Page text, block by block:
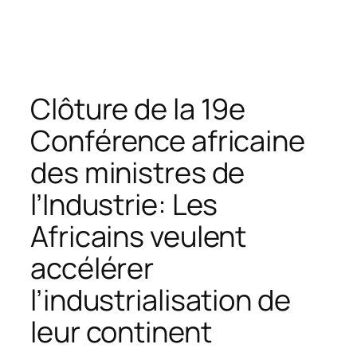
Clôture de la 19e
Conférence africaine
des ministres de
l’Industrie: Les
Africains veulent
accélérer
l’industrialisation de
leur continent